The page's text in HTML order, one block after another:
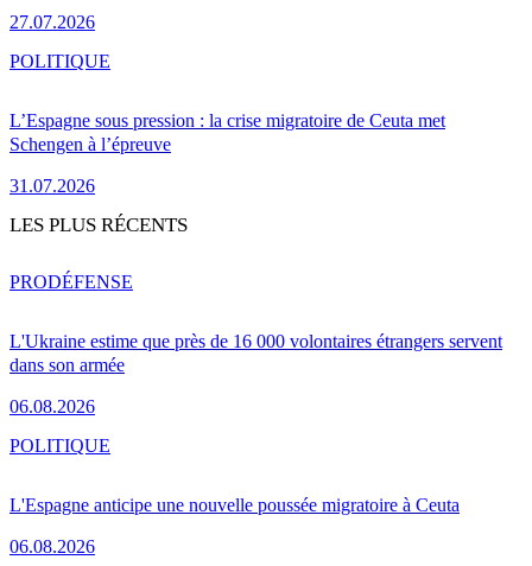
27.07.2026
L’Espagne sous pression : la crise migratoire de Ceuta met
Schengen à l’épreuve
31.07.2026
POLITIQUE
LES PLUS RÉCENTS
L'Ukraine estime que près de 16 000 volontaires étrangers servent
dans son armée
06.08.2026
PRODÉFENSE
L'Espagne anticipe une nouvelle poussée migratoire à Ceuta
06.08.2026
POLITIQUE